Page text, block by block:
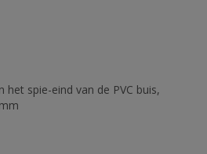
het spie-eind van de PVC buis,